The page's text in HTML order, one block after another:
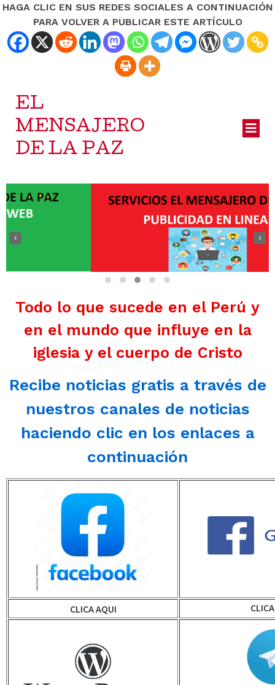
HAGA CLIC EN SUS REDES SOCIALES A CONTINUACIÓN
PARA VOLVER A PUBLICAR ESTE ARTÍCULO
EL
MENSAJERO
DE LA PAZ
‹ ›
Todo lo que sucede en el Perú y
en el mundo que influye en la
iglesia y el cuerpo de Cristo
Recibe noticias gratis a través de
nuestros canales de noticias
haciendo clic en los enlaces a
continuación
CLICA AQUI